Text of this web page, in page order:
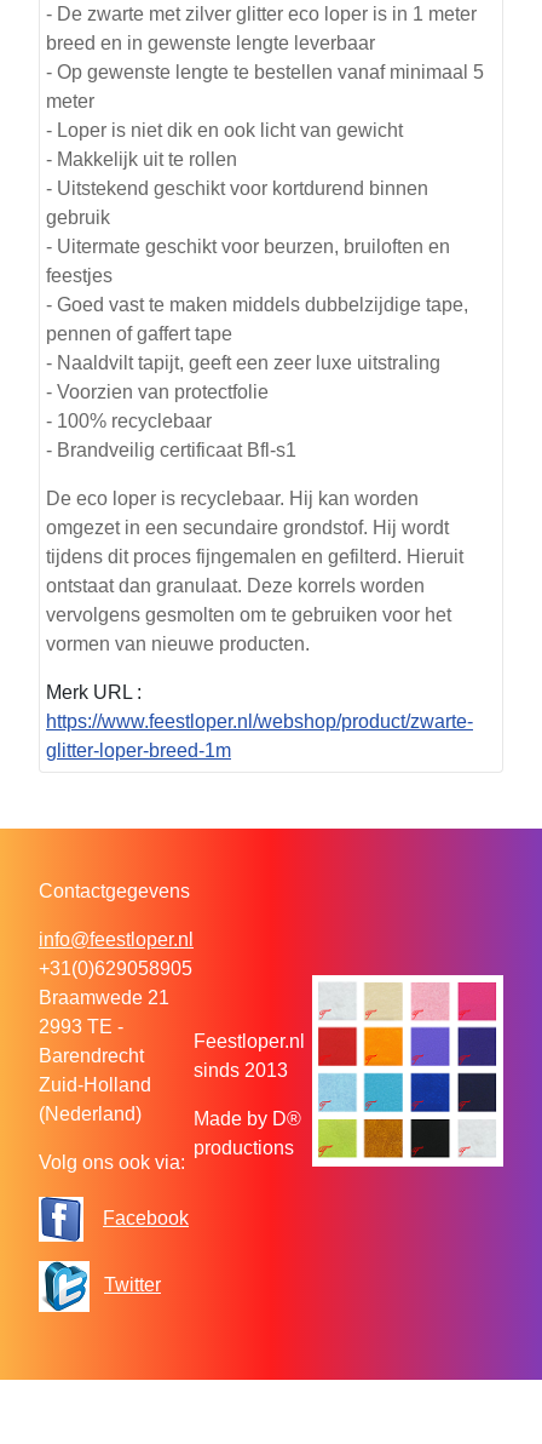
- De zwarte met zilver glitter eco loper is in 1 meter
breed en in gewenste lengte leverbaar
- Op gewenste lengte te bestellen vanaf minimaal 5
meter
- Loper is niet dik en ook licht van gewicht
- Makkelijk uit te rollen
- Uitstekend geschikt voor kortdurend binnen
gebruik
- Uitermate geschikt voor beurzen, bruiloften en
feestjes
- Goed vast te maken middels dubbelzijdige tape,
pennen of gaffert tape
- Naaldvilt tapijt, geeft een zeer luxe uitstraling
- Voorzien van protectfolie
- 100% recyclebaar
- Brandveilig certificaat Bfl-s1
De eco loper is recyclebaar. Hij kan worden
omgezet in een secundaire grondstof. Hij wordt
tijdens dit proces fijngemalen en gefilterd. Hieruit
ontstaat dan granulaat. Deze korrels worden
vervolgens gesmolten om te gebruiken voor het
vormen van nieuwe producten.
Merk URL :
https://www.feestloper.nl/webshop/product/zwarte-
glitter-loper-breed-1m
Contactgegevens
info@feestloper.nl
+31(0)629058905
Braamwede 21
2993 TE -
Barendrecht
Zuid-Holland
(Nederland)
Volg ons ook via:
Facebook
Twitter
Feestloper.nl
sinds 2013
Made by D®
productions